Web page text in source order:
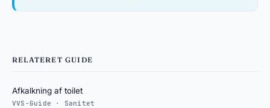
RELATERET GUIDE
Afkalkning af toilet
VVS-Guide · Sanitet